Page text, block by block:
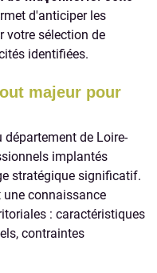
d'anticiper les
votre sélection de
identifiées.
majeur pour
département de Loire-
implantés
stratégique significatif.
connaissance
: caractéristiques
contraintes